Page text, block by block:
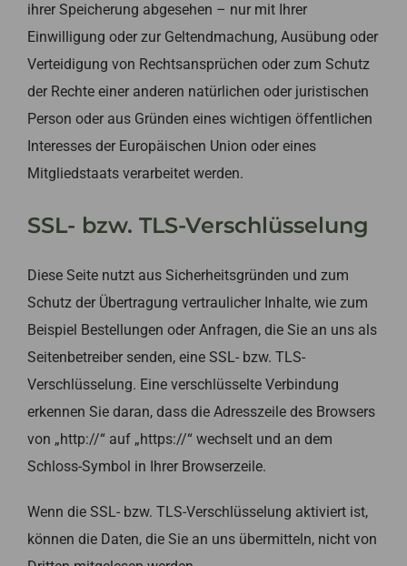
ihrer Speicherung abgesehen – nur mit Ihrer
Einwilligung oder zur Geltendmachung, Ausübung oder
Verteidigung von Rechtsansprüchen oder zum Schutz
der Rechte einer anderen natürlichen oder juristischen
Person oder aus Gründen eines wichtigen öffentlichen
Interesses der Europäischen Union oder eines
Mitgliedstaats verarbeitet werden.
SSL- bzw. TLS-Verschlüsselung
Diese Seite nutzt aus Sicherheitsgründen und zum
Schutz der Übertragung vertraulicher Inhalte, wie zum
Beispiel Bestellungen oder Anfragen, die Sie an uns als
Seitenbetreiber senden, eine SSL- bzw. TLS-
Verschlüsselung. Eine verschlüsselte Verbindung
erkennen Sie daran, dass die Adresszeile des Browsers
von „http://“ auf „https://“ wechselt und an dem
Schloss-Symbol in Ihrer Browserzeile.
Wenn die SSL- bzw. TLS-Verschlüsselung aktiviert ist,
können die Daten, die Sie an uns übermitteln, nicht von